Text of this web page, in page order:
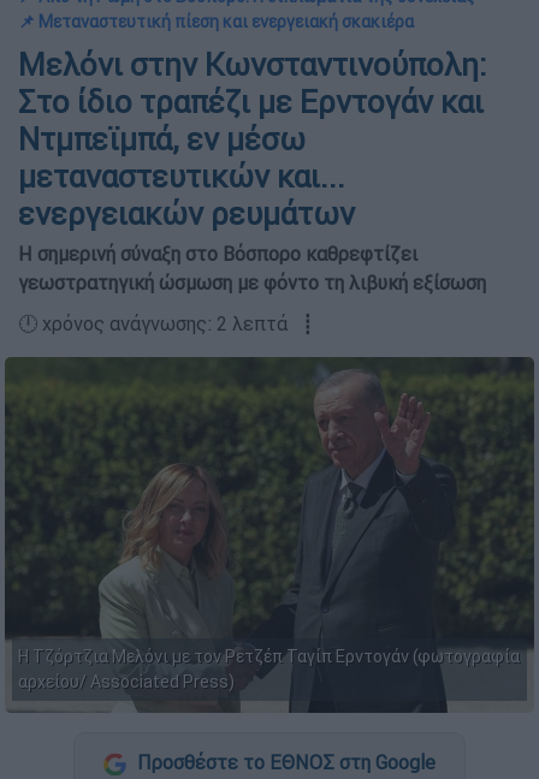
📌 Μεταναστευτική πίεση και ενεργειακή σκακιέρα
Μελόνι στην Κωνσταντινούπολη:
Στο ίδιο τραπέζι με Ερντογάν και
Ντμπεϊμπά, εν μέσω
μεταναστευτικών και...
ενεργειακών ρευμάτων
Η σημερινή σύναξη στο Βόσπορο καθρεφτίζει
γεωστρατηγική ώσμωση με φόντο τη λιβυκή εξίσωση
🕛 χρόνος ανάγνωσης: 2 λεπτά ┋
Η Τζόρτζια Μελόνι με τον Ρετζέπ Ταγίπ Ερντογάν (φωτογραφία
αρχείου/ Associated Press)
Προσθέστε το ΕΘΝΟΣ στη Google